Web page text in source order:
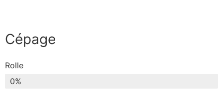
Cépage
Rolle
0%